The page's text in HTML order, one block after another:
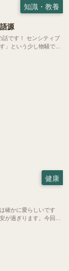
知識・教養
源
」という少し物騒で、
健康
確かに愛らしいです
が過ぎります。今回